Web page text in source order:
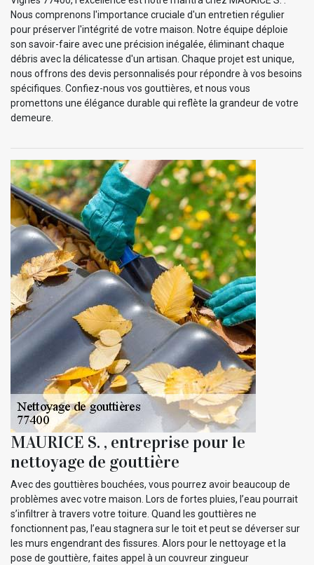
Nous comprenons l'importance cruciale d'un entretien régulier
pour préserver l'intégrité de votre maison. Notre équipe déploie
son savoir-faire avec une précision inégalée, éliminant chaque
débris avec la délicatesse d'un artisan. Chaque projet est unique,
nous offrons des devis personnalisés pour répondre à vos besoins
spécifiques. Confiez-nous vos gouttières, et nous vous
promettons une élégance durable qui reflète la grandeur de votre
demeure.
MAURICE S. , entreprise pour le
nettoyage de gouttière
Avec des gouttières bouchées, vous pourrez avoir beaucoup de
problèmes avec votre maison. Lors de fortes pluies, l’eau pourrait
s’infiltrer à travers votre toiture. Quand les gouttières ne
fonctionnent pas, l’eau stagnera sur le toit et peut se déverser sur
les murs engendrant des fissures. Alors pour le nettoyage et la
pose de gouttière, faites appel à un couvreur zingueur